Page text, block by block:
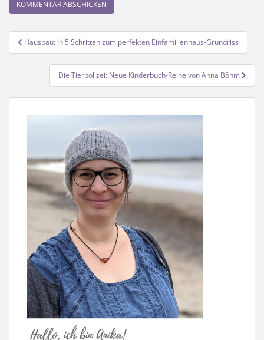
Beitragsnavigation
Hausbau: In 5 Schritten zum perfekten Einfamilienhaus-Grundriss
Die Tierpolizei: Neue Kinderbuch-Reihe von Anna Böhm